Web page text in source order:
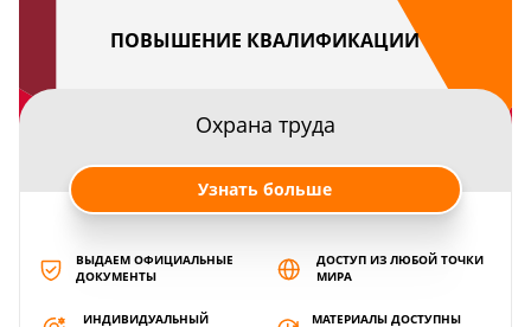
ПОВЫШЕНИЕ КВАЛИФИКАЦИИ
Охрана труда
Узнать больше
ВЫДАЕМ ОФИЦИАЛЬНЫЕ
ДОКУМЕНТЫ
ДОСТУП ИЗ ЛЮБОЙ ТОЧКИ
МИРА
ИНДИВИДУАЛЬНЫЙ МАТЕРИАЛЫ ДОСТУПНЫ